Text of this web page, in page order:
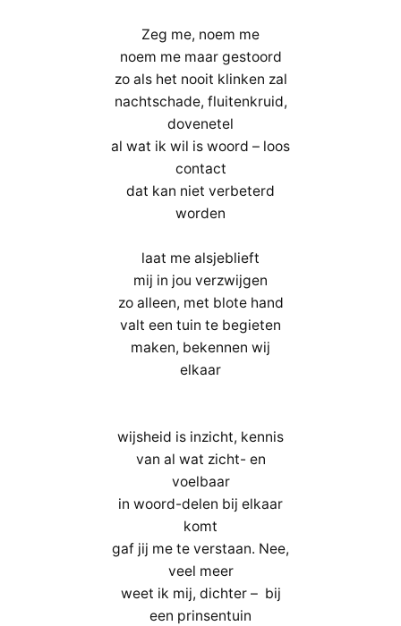
Zeg me, noem me
noem me maar gestoord
zo als het nooit klinken zal
nachtschade, fluitenkruid,
dovenetel
al wat ik wil is woord – loos
contact
dat kan niet verbeterd
worden
laat me alsjeblieft
mij in jou verzwijgen
zo alleen, met blote hand
valt een tuin te begieten
maken, bekennen wij
elkaar
wijsheid is inzicht, kennis
van al wat zicht- en
voelbaar
in woord-delen bij elkaar
komt
gaf jij me te verstaan. Nee,
veel meer
weet ik mij, dichter – bij
een prinsentuin